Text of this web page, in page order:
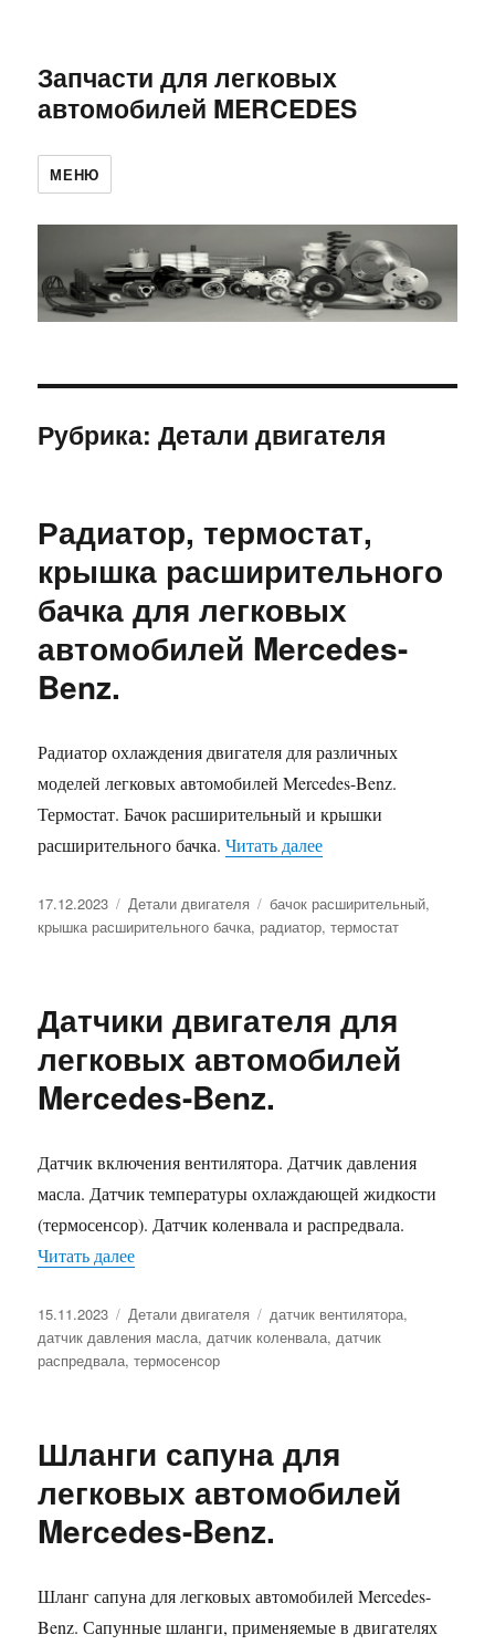
Запчасти для легковых
автомобилей MERCEDES
МЕНЮ
Рубрика:Детали двигателя
Радиатор, термостат,
крышка расширительного
бачка для легковых
автомобилей Mercedes-
Benz.
Радиатор охлаждения двигателя для различных
моделей легковых автомобилей Mercedes-Benz.
Термостат. Бачок расширительный и крышки
расширительного бачка.Читать далее«Радиатор,
Опубликовано
17.12.2023 Рубрики
Детали двигателя Метки
бачок расширительный,
крышка расширительного бачка, радиатор,термостат
Датчики двигателя для
легковых автомобилей
Mercedes-Benz.
Датчик включения вентилятора. Датчик давления
масла. Датчик температуры охлаждающей жидкости
(термосенсор). Датчик коленвала и распредвала.
Читать далее«Датчики двигателя для легковых
Опубликовано
15.11.2023 Рубрики
Детали двигателя Метки
датчик вентилятора,
датчик давления масла,датчик коленвала,датчик
распредвала,термосенсор
Шланги сапуна для
легковых автомобилей
Mercedes-Benz.
Шланг сапуна для легковых автомобилей Mercedes-
Benz. Сапунные шланги, применяемые в двигателях